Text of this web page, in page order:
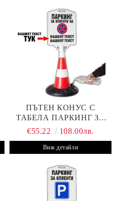
ПЪТЕН КОНУС С
ТАБЕЛА ПАРКИНГ ЗА
КЛИЕНТИ С ВАШ ТЕКСТ
€55.22 108.00лв.
Виж детайли